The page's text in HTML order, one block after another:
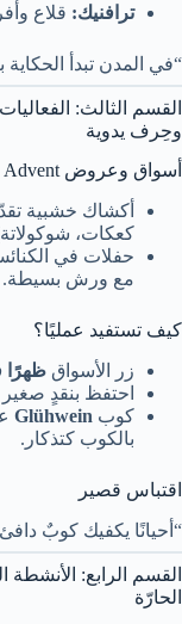
ترافنيك: قلاع
“في المدن تبدأ
القسم الثالث:
وحِرف يدوية
أسواق وعروض Advent
أكشاك خشبية
كعكات،
حفلات في
مع ورش بسيطة.
كيف تستفيد عمليًا؟
زر الأسواق ظهرًا
احتفظ بنقدٍ
كوب Glühwein
بالكوب كتذكار.
اقتباس قصير
“أحيانًا يكفيك كوبٌ
القسم الرابع: الأنشطة
الحارّة